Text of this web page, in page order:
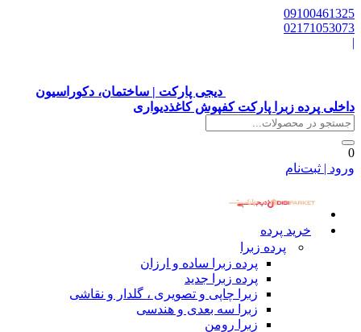
09100461325
02171053073
|
دیجی پارکت | ساختمان، دکوراسیون
داخلی پرده زبرا پارکت کفپوش کاغذدیواری
0
ورود | ثبت‌نام
خرید پرده
پرده زبرا
پرده زبرا ساده و ارزان
پرده زبرا جدید
زبرا چاپی و تصویری ، گلدار و نقاشی
زبرا سه بعدی و هندسی
زبرا رومن